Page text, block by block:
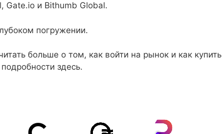
Gate.io и Bithumb Global.
погружении.
больше о том, как войти на рынок и как купить
здесь.